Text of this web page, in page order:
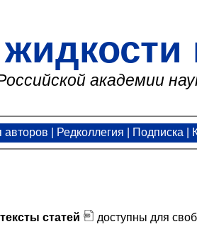
академии
авторов Редколлегия Подписка
статей
доступны для